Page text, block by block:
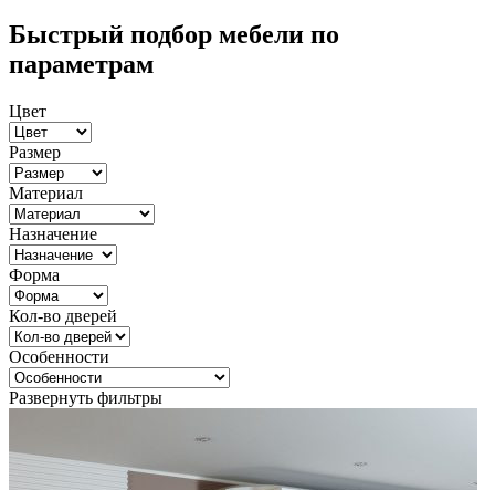
Быстрый подбор мебели по
параметрам
Цвет
Размер
Материал
Назначение
Форма
Кол-во дверей
Особенности
Развернуть фильтры